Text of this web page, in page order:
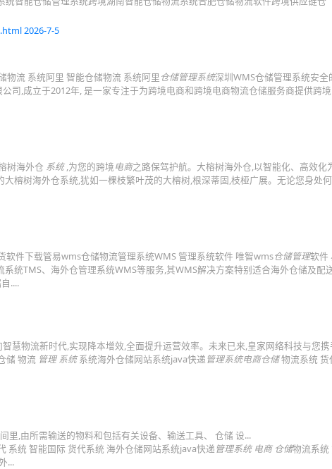
2026-7-5
物流 系统阿里 智能仓储物流 系统阿里仓储管理系统深圳WMS仓储管理系统安全
司,成立于2012年, 是一家专注于为跨境电商和跨境电商物流仓储服务商提供跨
树海外仓 系统,为您的跨境电商之路保驾护航。大榕树海外仓,以智能化、高效化
榕树海外仓系统,犹如一棵枝繁叶茂的大榕树,根深蒂固,枝桠广展。无论您身处
软件下载管易wms仓储物流管理系统WMS 管理系统软件 唯智wms仓储管理软件
统TMS、海外仓管理系统WMS等服务,其WMS解决方案特别适合海外仓储及配
....
慧物流新时代,实现降本增效,全面提升运营效率。未来已来,皇家网络科技与您携
储 物流 管理 系统系统海外仓储网站系统java快递管理系统电商仓储物流系统 货
里,由所需输送的物料和包括有关设备、输送工具、 仓储 设...
统 智能国际 货代系统 海外仓储网站系统java快递管理系统 电商 仓储物流系统
...